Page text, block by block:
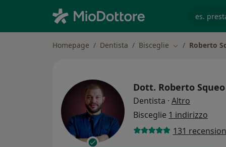
Homepage Dentista Bisceglie Cambia città
Roberto
Dott. Roberto
Dentista · Altro
Bisceglie 1 indirizzo
131